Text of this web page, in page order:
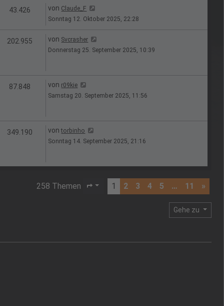
43.426ZugriffeLetzter Beitrag
von Claude_F
Sonntag 12. Oktober 2025, 22:28
202.955ZugriffeLetzter Beitrag
von Svcrasher
Donnerstag 25. September 2025, 10:39
87.848ZugriffeLetzter Beitrag
von r09kie
Samstag 20. September 2025, 11:56
349.190ZugriffeLetzter Beitrag
vontorbinho
Sonntag 14. September 2025, 21:16
258 Themen Seite 1von 11
1 2 3 4 5 … 11 »
Gehe zu